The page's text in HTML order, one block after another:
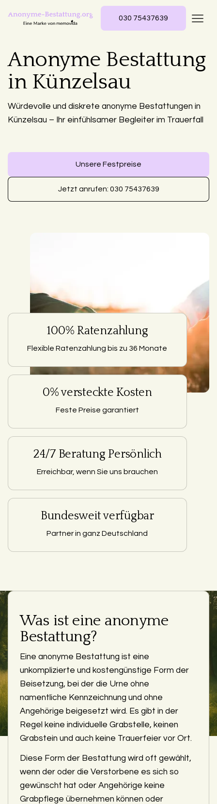
030 75437639
Anonyme Bestattung
in Künzelsau
Würdevolle und diskrete anonyme Bestattungen in
Künzelsau – Ihr einfühlsamer Begleiter im Trauerfall
Unsere Festpreise
Jetzt anrufen: 030 75437639
100% Ratenzahlung
Flexible Ratenzahlung bis zu 36 Monate
0% versteckte Kosten
Feste Preise garantiert
24/7 Beratung Persönlich
Erreichbar, wenn Sie uns brauchen
Bundesweit verfügbar
Partner in ganz Deutschland
Was ist eine anonyme
Bestattung?
Eine anonyme Bestattung ist eine
unkomplizierte und kostengünstige Form der
Beisetzung, bei der die Urne ohne
namentliche Kennzeichnung und ohne
Angehörige beigesetzt wird. Es gibt in der
Regel keine individuelle Grabstelle, keinen
Grabstein und auch keine Trauerfeier vor Ort.
Diese Form der Bestattung wird oft gewählt,
wenn der oder die Verstorbene es sich so
gewünscht hat oder Angehörige keine
Grabpflege übernehmen können oder